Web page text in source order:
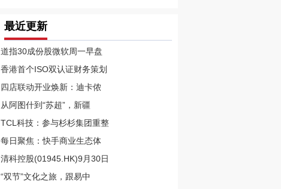
最近更新
道指30成份股微软周一早盘
香港首个ISO双认证财务策划
四店联动开业焕新：迪卡侬
从阿图什到“苏超”，新疆
TCL科技：参与杉杉集团重整
每日聚焦：快手商业生态体
清科控股(01945.HK)9月30日
“双节”文化之旅，跟易中